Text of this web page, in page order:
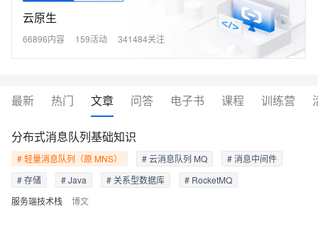
云原生
66896内容 159活动 341484关注
最新 热门 文章 问答 电子书 课程 训练营
服务端技术栈 博文
分布式消息队列基础知识
# 轻量消息队列（原 MNS） # 云消息队列 MQ
# 消息中间件
# 存储
# Java # 关系型数据库 # RocketMQ